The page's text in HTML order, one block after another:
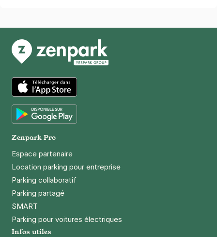
Paris - Université Paris 1 Sorbonne -
Clisson
73 rue Clisson
75013Paris
2,50 €/heure,20 €/jour,
Réserver
+ Abonnements disponibles
75013Paris
2,50 € /heure ,23 €/jour,
+ Abonnements disponibles
App Store
Zenpark Pro
Espace partenaire
Location parking pour entreprise
Parking collaboratif
Parking partagé
SMART
Parking pour voitures électriques
Infos utiles